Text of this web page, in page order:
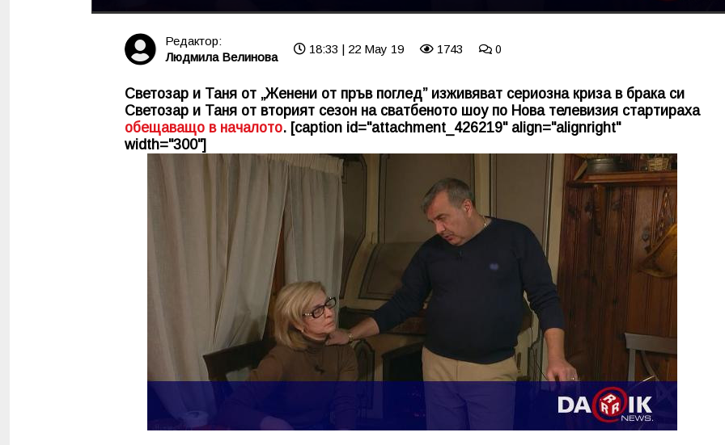
Редактор:
Людмила Велинова
18:33 | 22 May 19 1743 0
Светозар и Таня от „Женени от пръв поглед” изживяват сериозна криза в брака си
Светозар и Таня от вторият сезон на сватбеното шоу по Нова телевизия стартираха
обещаващо в началото. [caption id="attachment_426219" align="alignright"
width="300"]